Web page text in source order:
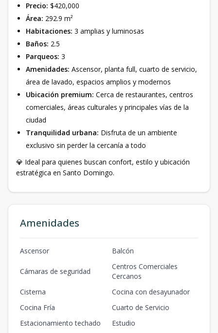
Precio: $420,000
Área: 292.9 m²
Habitaciones: 3 amplias y luminosas
Baños: 2.5
Parqueos: 3
Amenidades: Ascensor, planta full, cuarto de servicio,
área de lavado, espacios amplios y modernos
Ubicación premium: Cerca de restaurantes, centros
comerciales, áreas culturales y principales vías de la
ciudad
Tranquilidad urbana: Disfruta de un ambiente
exclusivo sin perder la cercanía a todo
💎 Ideal para quienes buscan confort, estilo y ubicación
estratégica en Santo Domingo.
Amenidades
Ascensor Balcón
Cámaras de seguridad
Centros Comerciales
Cercanos
Cisterna
Cocina con desayunador
Cocina Fría
Cuarto de Servicio
Estacionamiento techado
Estudio